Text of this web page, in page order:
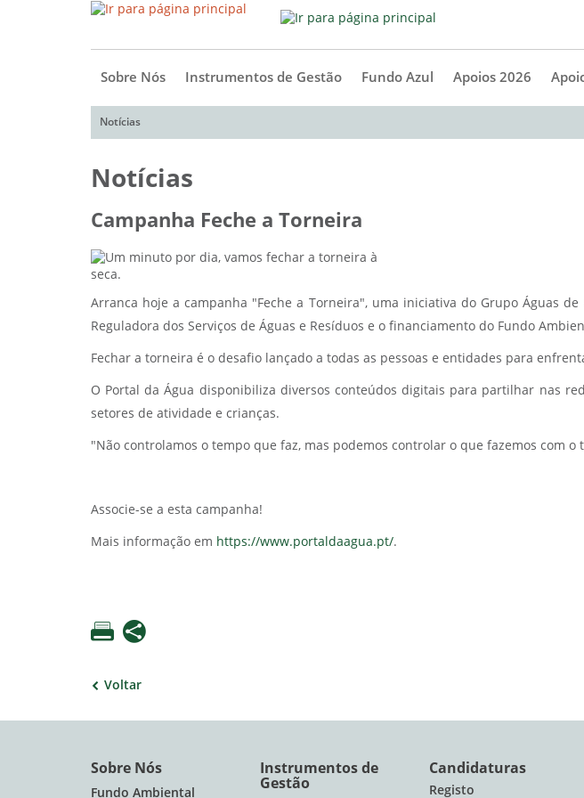
Sobre Nós Instrumentos de Gestão Fundo Azul Apoios 2026
Notícias
Notícias
Campanha Feche a Torneira
Arranca hoje a campanha "Feche a Torneira", uma iniciativa do Grupo Águas
Reguladora dos Serviços de Águas e Resíduos e o financiamento do Fundo
Fechar a torneira é o desafio lançado a todas as pessoas e entidades para
O Portal da Água disponibiliza diversos conteúdos digitais para partilhar nas
setores de atividade e crianças.
"Não controlamos o tempo que faz, mas podemos controlar o que fazemos com
Associe-se a esta campanha!
Mais informação em https://www.portaldaagua.pt/.
Voltar
Sobre Nós
Fundo Ambiental
Instrumentos de
Gestão
Candidaturas
Registo